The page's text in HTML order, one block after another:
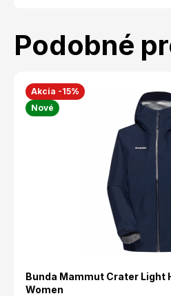
Podobné
Akcia -15%
Nové
Bunda Mammut Crater Light
Women